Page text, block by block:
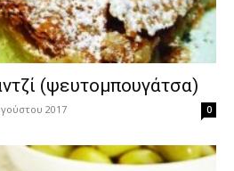
(ψευτομπουγάτσα)
2017 0